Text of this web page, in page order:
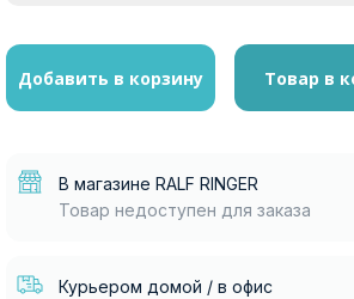
Добавить в корзину Товар в
В магазине RALF RINGER
Товар недоступен для заказа
Курьером домой / в офис